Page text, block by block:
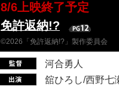
8/6上映終了予定
免許返納!?
©2026「免許返納!?」製作委員会
河合勇人
舘ひろし/西野七